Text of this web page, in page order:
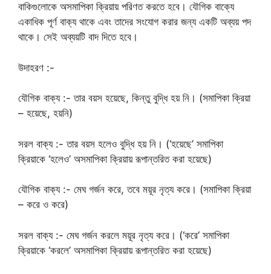
বাকিগুলোকে অসমাপিকা ক্রিয়ায় পরিণত করতে হবে। যৌগিক বাক্যে
একাধিক পূর্ণ বাক্য থাকে এবং তাদের সংযোগ করার জন্য একটি অব্যয় পদ
থাকে। সেই অব্যয়টি বাদ দিতে হবে।
উদাহরণ :-
যৌগিক বাক্য :- তার বয়স হয়েছে, কিন্তু বুদ্ধি হয় নি। (সমাপিকা ক্রিয়া
– হয়েছে, হয়নি)
সরল বাক্য :- তার বয়স হলেও বুদ্ধি হয় নি। (‘হয়েছে’ সমাপিকা
ক্রিয়াকে ‘হলেও’ অসমাপিকা ক্রিয়ায় রূপান্তরিত করা হয়েছে)
যৌগিক বাক্য :- মেঘ গর্জন করে, তবে ময়ূর নৃত্য করে। (সমাপিকা ক্রিয়া
– করে ও করে)
সরল বাক্য :- মেঘ গর্জন করলে ময়ূর নৃত্য করে। (‘করে’ সমাপিকা
ক্রিয়াকে ‘করলে’ অসমাপিকা ক্রিয়ায় রূপান্তরিত করা হয়েছে)